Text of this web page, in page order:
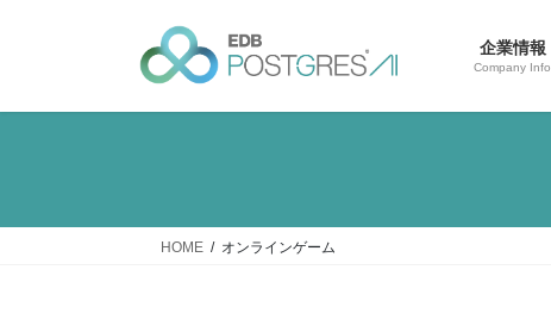
企業情報
Company Info
HOME オンラインゲーム